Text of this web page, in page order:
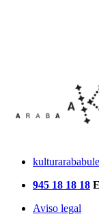
945 18 18 18
Aviso legal